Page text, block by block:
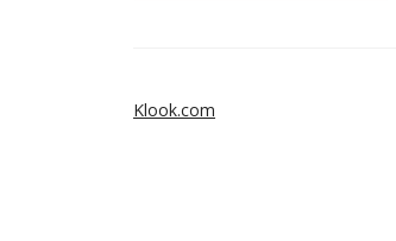
Klook.com